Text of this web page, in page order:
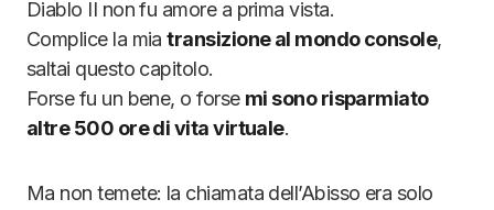
Diablo II non fu amore a prima vista.
Complice la miatransizione al mondo console,
saltai questo capitolo.
Forse fu un bene, o forse mi sono risparmiato
altre 500 ore di vita virtuale.
Ma non temete: la chiamata dell’Abisso era solo